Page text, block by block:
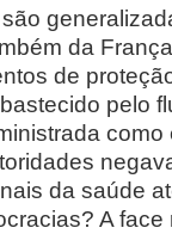
da
de
pelo
como
da saúde
A